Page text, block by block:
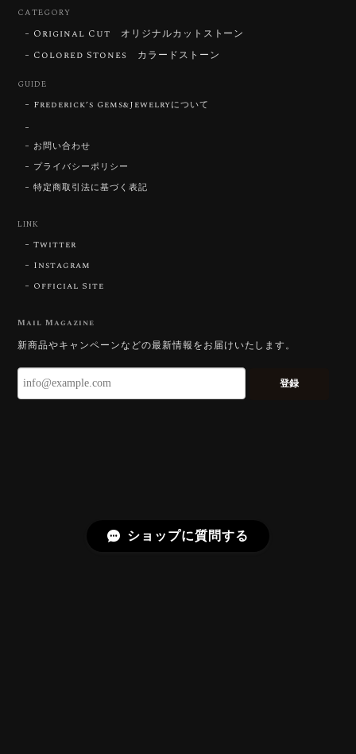
ずっと待ち望んでいたカットを運よく購入できて嬉し
いです。 ウルウルとギラギラを一度に見ることができ
はないスフェーンの新たな一面を知ることができて感
動しております。 この度はありがとうございました。
お迎えいただきありがとうございます。
「ウルウルとギラギラを一度に」——まさ
にその両立を狙って設計したカットですの
やわらかく受け止めるようにしています。
長くお楽しみいただけますように。
2026/07/21
久しぶりに買えました。 相変わらずギラッギラで素晴
しています。「ギラッギラ」は最上の褒め
言葉として受け取りました。
CATEGORY
Original Cut オリジナルカットストーン
Colored Stones カラードストーン
GUIDE
Frederick’s Gems&Jewelryについて
お問い合わせ
プライバシーポリシー
特定商取引法に基づく表記
LINK
Twitter
Instagram
Official Site
Mail Magazine
新商品やキャンペーンなどの最新情報をお届けいたします。
登録
ショップに質問する